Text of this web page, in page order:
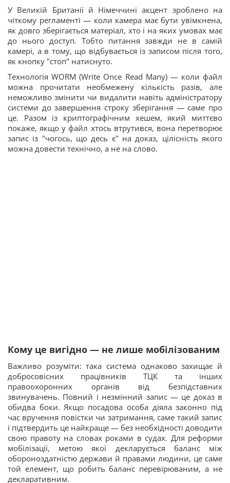
У Великій Британії й Німеччині акцент зроблено на
чіткому регламенті — коли камера має бути увімкнена,
як довго зберігається матеріал, хто і на яких умовах має
до нього доступ. Тобто питання завжди не в самій
камері, а в тому, що відбувається із записом після того,
як кнопку "стоп" натиснуто.
Технологія WORM (Write Once Read Many) — коли файл
можна прочитати необмежену кількість разів, але
неможливо змінити чи видалити навіть адміністратору
системи до завершення строку зберігання — саме про
це. Разом із криптографічним хешем, який миттєво
покаже, якщо у файл хтось втрутився, вона перетворює
запис із "чогось, що десь є" на доказ, цілісність якого
можна довести технічно, а не на слово.
Кому це вигідно — не лише мобілізованим
Важливо розуміти: така система однаково захищає й
добросовісних працівників ТЦК та інших
правоохоронних органів від безпідставних
звинувачень. Повний і незмінний запис — це доказ в
обидва боки. Якщо посадова особа діяла законно під
час вручення повістки чи затримання, саме такий запис
і підтвердить це найкраще — без необхідності доводити
свою правоту на словах роками в судах. Для реформи
мобілізації, метою якої декларується баланс між
обороноздатністю держави й правами людини, це саме
той елемент, що робить баланс перевірюваним, а не
декларативним.